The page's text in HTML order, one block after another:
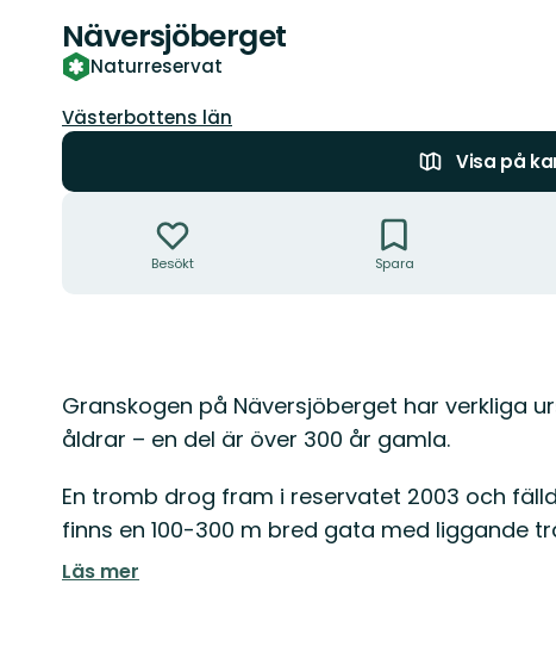
Näversjöberget
Naturreservat
Guide:
Västerbottens län
Visa på
Besökt Spara
Beskrivning
Granskogen på Näversjöberget har verkliga
åldrar – en del är över 300 år gamla.
En tromb drog fram i reservatet 2003 och
finns en 100-300 m bred gata med liggande
Läs mer